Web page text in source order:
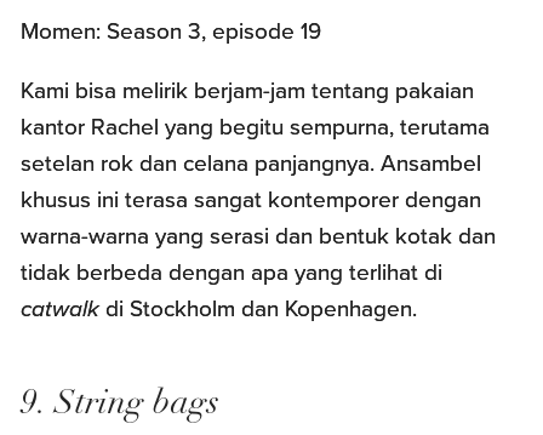
Momen: Season 3, episode 19
Kami bisa melirik berjam-jam tentang pakaian
kantor Rachel yang begitu sempurna, terutama
setelan rok dan celana panjangnya. Ansambel
khusus ini terasa sangat kontemporer dengan
warna-warna yang serasi dan bentuk kotak dan
tidak berbeda dengan apa yang terlihat di
catwalkdi Stockholm dan Kopenhagen.
9. String bags